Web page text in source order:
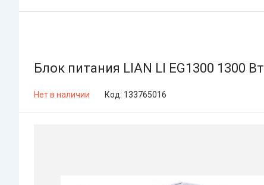
Блок питания LIAN LI EG1300 1300 Вт
Нет в наличии Код: 133765016